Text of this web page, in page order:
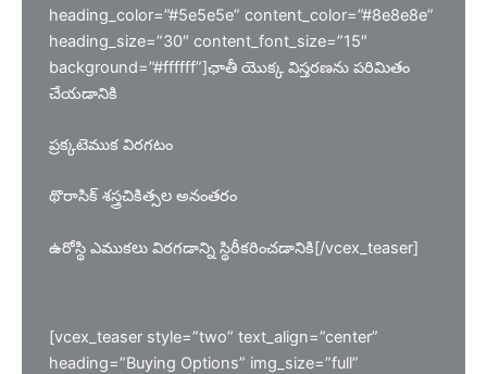
heading_color=”#5e5e5e” content_color=”#8e8e8e”
heading_size=”30″ content_font_size=”15″
background=”#ffffff”]ఛాతీ యొక్క విస్తరణను పరిమితం
చేయడానికి
ప్రక్కటెముక విరగటం
థొరాసిక్ శస్త్రచికిత్సల అనంతరం
ఉరోస్థి ఎముకలు విరగడాన్ని స్థిరీకరించడానికి[/vcex_teaser]
[vcex_teaser style=”two” text_align=”center”
heading=”Buying Options” img_size=”full”